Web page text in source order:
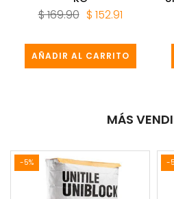
$ 169.90 $ 152.91
AÑADIR AL CARRITO
MÁS
-5% -